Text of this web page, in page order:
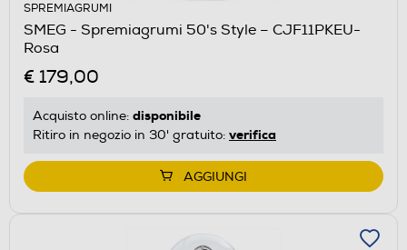
SPREMIAGRUMI
SMEG - Spremiagrumi 50's Style – CJF11PKEU-
Rosa
€ 179,00
Acquisto online: disponibile
Ritiro in negozio in 30' gratuito: verifica
AGGIUNGI